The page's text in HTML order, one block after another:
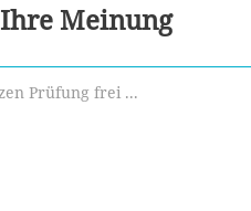
Ihre Meinung